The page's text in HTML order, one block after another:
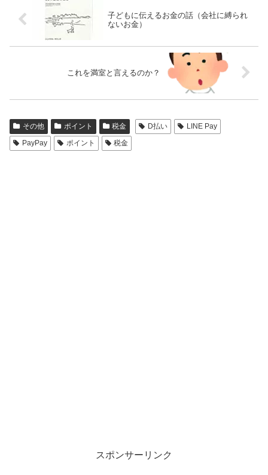
子どもに伝えるお金の話（会社に縛られ
ないお金）
これを満室と言えるのか？
その他 ポイント 税金 D払い
LINE Pay
PayPay
ポイント 税金
スポンサーリンク